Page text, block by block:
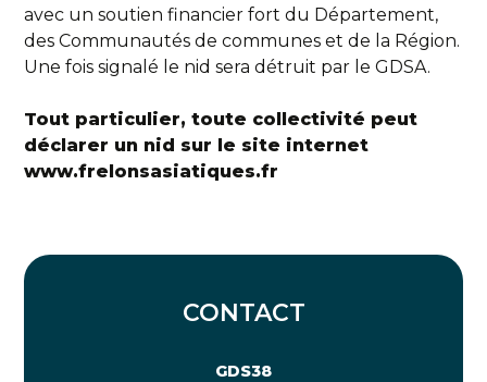
avec un soutien financier fort du Département,
des Communautés de communes et de la Région.
Une fois signalé le nid sera détruit par le GDSA.
Tout particulier, toute collectivité peut
déclarer un nid sur le site internet
www.frelonsasiatiques.fr
CONTACT
GDS38